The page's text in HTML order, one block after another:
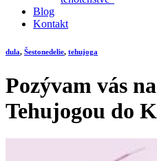
Blog
Kontakt
dula, Šestonedelie, tehujoga
Pozývam vás
Tehujogou do